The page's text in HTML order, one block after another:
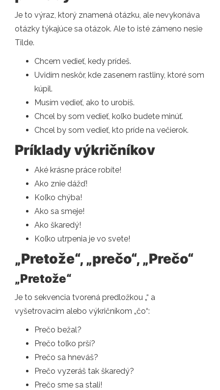
Je to výraz, ktorý znamená otázku, ale nevykonáva
otázky týkajúce sa otázok. Ale to isté zámeno nesie
Tilde.
Chcem vedieť, kedy prídeš.
Uvidím neskôr, kde zasenem rastliny, ktoré som
kúpil.
Musím vedieť, ako to urobíš.
Chcel by som vedieť, koľko budete minúť.
Chcel by som vedieť, kto príde na večierok.
Príklady výkričníkov
Aké krásne práce robíte!
Ako znie dážď!
Koľko chýba!
Ako sa smeje!
Ako škaredý!
Koľko utrpenia je vo svete!
„Pretože“, „prečo“, „Prečo“
„Pretože“
Je to sekvencia tvorená predložkou „“ a
vyšetrovacím alebo výkričníkom „čo“:
Prečo bežal?
Prečo toľko prší?
Prečo sa hneváš?
Prečo vyzeráš tak škaredý?
Prečo sme sa stali!